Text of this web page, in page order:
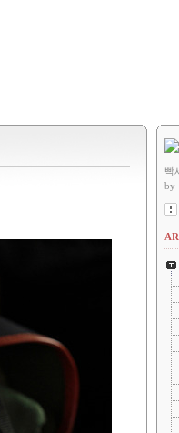
빡
by